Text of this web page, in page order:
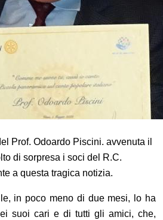
Prof. Odoardo Piscini. avvenuta il
di sorpresa i soci del R.C.
a questa tragica notizia.
in poco meno di due mesi, lo ha
suoi cari e di tutti gli amici, che,